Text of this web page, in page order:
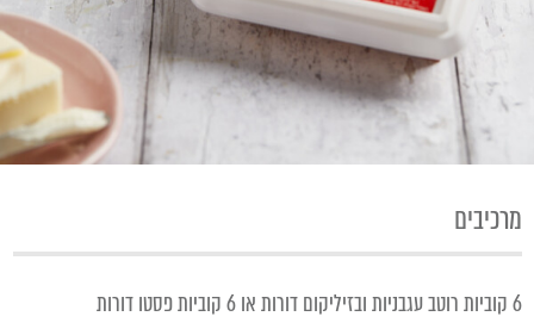
מרכיבים
6 קוביות רוטב עגבניות ובזיליקום דורות או 6 קוביות פסטו דורות